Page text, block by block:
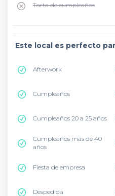
Tarta de cumpleaños
Este local es perfecto
Afterwork
Cumpleaños
Cumpleaños 20 a 25 años
Cumpleaños más de 40
años
Fiesta de empresa
Despedida